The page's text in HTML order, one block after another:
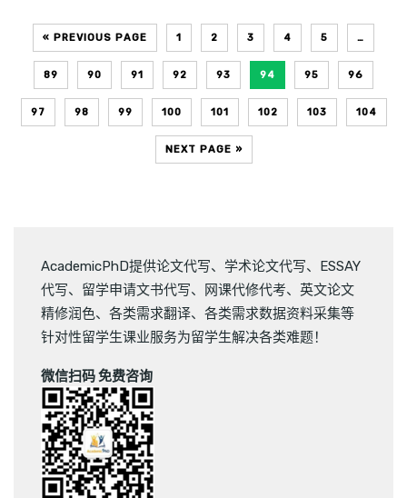
« PREVIOUS PAGE 1 2 3 4 5 …
89 90 91 92 93 94 95 96
97 98 99 100 101 102 103 104
NEXT PAGE »
AcademicPhD提供论文代写、 学术论文代写、 ESSAY
代写、 留学申请文书代写、 网课代修代考、 英文论文
精修润色、 各类需求翻译、 各类需求数据资料采集等
针对性留学生课业服务为留学生解决各类难题！
微信扫码 免费咨询